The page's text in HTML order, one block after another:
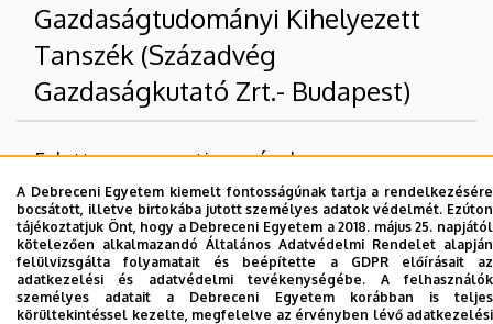
Gazdaságtudományi Kihelyezett
Tanszék (Századvég
Gazdaságkutató Zrt.- Budapest)
Felettes szervezeti egységek
Debreceni Egyetem
Gazdaságtudományi Kar
Nincs találat.
A Debreceni Egyetem kiemelt fontosságúnak tartja a rendelkezésére
bocsátott, illetve birtokába jutott személyes adatok védelmét. Ezúton
tájékoztatjuk Önt, hogy a Debreceni Egyetem a 2018. május 25. napjától
kötelezően alkalmazandó Általános Adatvédelmi Rendelet alapján
felülvizsgálta folyamatait és beépítette a GDPR előírásait az
adatkezelési és adatvédelmi tevékenységébe. A felhasználók
személyes adatait a Debreceni Egyetem korábban is teljes
körültekintéssel kezelte, megfelelve az érvényben lévő adatkezelési